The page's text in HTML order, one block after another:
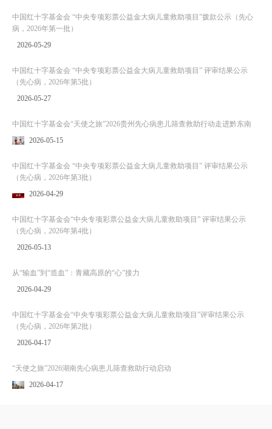
中国红十字基金会 “中央专项彩票公益金大病儿童救助项目”拨款公示（先心
病，2026年第一批）
2026-05-29
中国红十字基金会 “中央专项彩票公益金大病儿童救助项目” 评审结果公示
（先心病，2026年第5批）
2026-05-27
中国红十字基金会“天使之旅”2026贵州先心病患儿筛查救助行动走进黔东南
2026-05-15
中国红十字基金会 “中央专项彩票公益金大病儿童救助项目” 评审结果公示
（先心病，2026年第3批）
2026-04-29
中国红十字基金会“中央专项彩票公益金大病儿童救助项目” 评审结果公示
（先心病，2026年第4批）
2026-05-13
从“输血”到“造血”：青藏高原的“心”接力
2026-04-29
中国红十字基金会“中央专项彩票公益金大病儿童救助项目”评审结果公示
（先心病，2026年第2批）
2026-04-17
“天使之旅”2026湖南先心病患儿筛查救助行动启动
2026-04-17